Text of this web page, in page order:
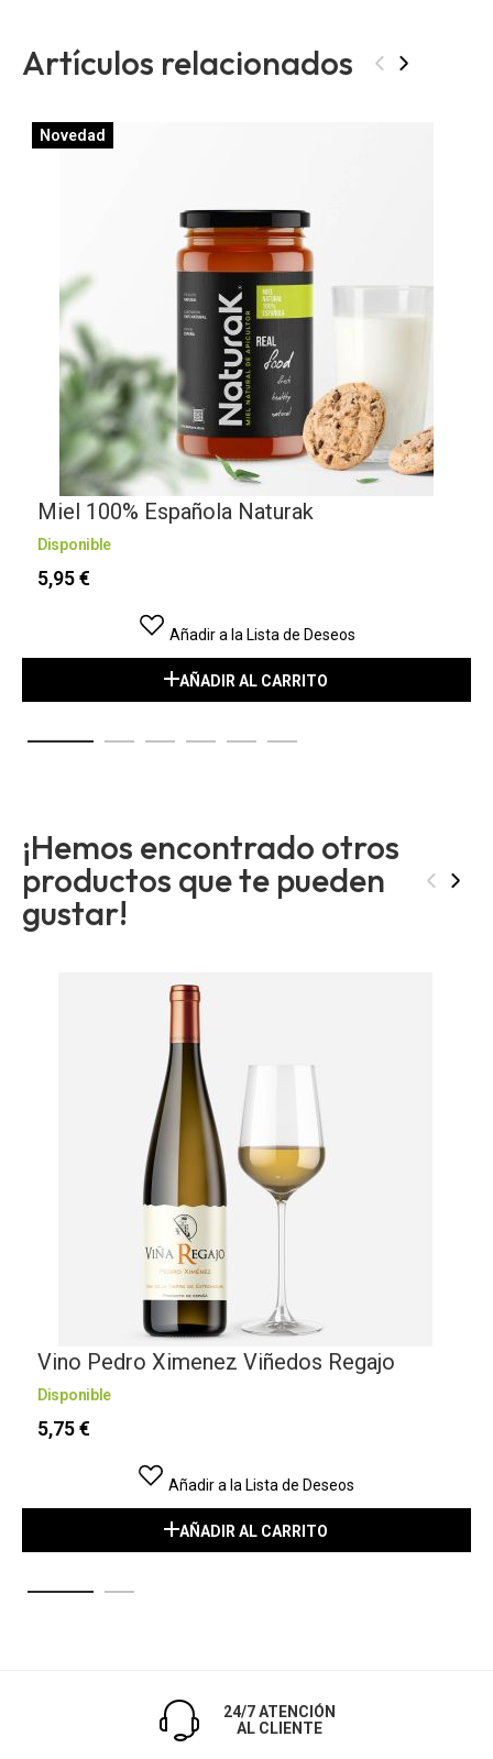
Artículos relacionados ‹ ›
Novedad
Miel 100% Española Naturak
Disponible
5,95 €
Añadir a la Lista de Deseos
AÑADIR AL CARRITO
¡Hemos encontrado otros
productos que te pueden
gustar!
‹ ›
Vino Pedro Ximenez Viñedos Regajo
Disponible
5,75 €
Añadir a la Lista de Deseos
AÑADIR AL CARRITO
24/7 ATENCIÓN
AL CLIENTE